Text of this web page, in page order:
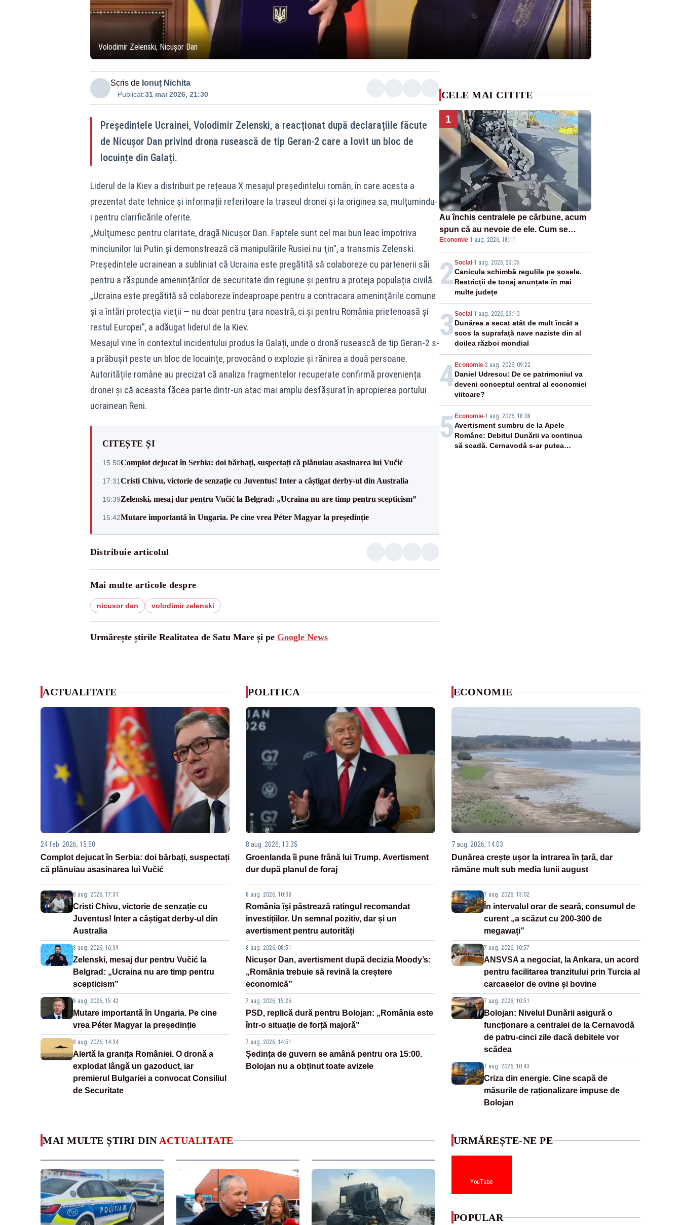
Volodimir Zelenski, Nicușor Dan
Scris de Ionuț Nichita
Publicat:31 mai 2026, 21:30
Președintele Ucrainei, Volodimir Zelenski, a reacționat după declarațiile făcute
de Nicușor Dan privind drona rusească de tip Geran-2 care a lovit un bloc de
locuințe din Galați.
Liderul de la Kiev a distribuit pe rețeaua X mesajul președintelui român, în care acesta a
prezentat date tehnice și informații referitoare la traseul dronei și la originea sa, mulțumindu-
i pentru clarificările oferite.
„Mulţumesc pentru claritate, dragă Nicuşor Dan. Faptele sunt cel mai bun leac împotriva
minciunilor lui Putin şi demonstrează că manipulările Rusiei nu ţin”, a transmis Zelenski.
Președintele ucrainean a subliniat că Ucraina este pregătită să colaboreze cu partenerii săi
pentru a răspunde amenințărilor de securitate din regiune și pentru a proteja populația civilă.
„Ucraina este pregătită să colaboreze îndeaproape pentru a contracara ameninţările comune
şi a întări protecţia vieţii — nu doar pentru ţara noastră, ci şi pentru România prietenoasă şi
restul Europei”, a adăugat liderul de la Kiev.
Mesajul vine în contextul incidentului produs la Galați, unde o dronă rusească de tip Geran-2 s-
a prăbușit peste un bloc de locuințe, provocând o explozie și rănirea a două persoane.
Autoritățile române au precizat că analiza fragmentelor recuperate confirmă proveniența
dronei și că aceasta făcea parte dintr-un atac mai amplu desfășurat în apropierea portului
ucrainean Reni.
CITEȘTE ȘI
15:50Complot dejucat în Serbia: doi bărbați, suspectați că plănuiau asasinarea lui Vučić
17:31Cristi Chivu, victorie de senzație cu Juventus! Inter a câștigat derby-ul din Australia
16:39Zelenski, mesaj dur pentru Vučić la Belgrad: „Ucraina nu are timp pentru scepticism”
15:42Mutare importantă în Ungaria. Pe cine vrea Péter Magyar la președinție
Distribuie articolul
Mai multe articole despre
nicusor dan volodimir zelenski
Urmărește știrile Realitatea de Satu Mare și pe Google News
CELE MAI CITITE
1
Au închis centralele pe cărbune, acum
spun că au nevoie de ele. Cum se
pasează vina în plină criză energetică
Economie·1 aug. 2026, 18:11
2Social -1 aug. 2026, 23:06
Canicula schimbă regulile pe șosele.
Restricții de tonaj anunțate în mai
multe județe
3 Social -1 aug. 2026, 23:10
Dunărea a secat atât de mult încât a
scos la suprafață nave naziste din al
doilea război mondial
4 Economie-2 aug. 2026, 09:22
Daniel Udrescu: De ce patrimoniul va
deveni conceptul central al economiei
viitoare?
5 Economie-1 aug. 2026, 18:08
Avertisment sumbru de la Apele
Române: Debitul Dunării va continua
să scadă. Cernavodă s-ar putea
ACTUALITATE
24 feb. 2026, 15:50
Complot dejucat în Serbia: doi bărbați, suspectați
că plănuiau asasinarea lui Vučić
8 aug. 2026, 17:31
Cristi Chivu, victorie de senzație cu
Juventus! Inter a câștigat derby-ul din
Australia
8 aug. 2026, 16:39
Zelenski, mesaj dur pentru Vučić la
Belgrad: „Ucraina nu are timp pentru
scepticism”
8 aug. 2026, 15:42
Mutare importantă în Ungaria. Pe cine
vrea Péter Magyar la președinție
8 aug. 2026, 14:34
Alertă la granița României. O dronă a
explodat lângă un gazoduct, iar
premierul Bulgariei a convocat Consiliul
de Securitate
POLITICA
8 aug. 2026, 13:35
Groenlanda îi pune frână lui Trump. Avertisment
dur după planul de foraj
8 aug. 2026, 10:38
România își păstrează ratingul recomandat
investițiilor. Un semnal pozitiv, dar și un
avertisment pentru autorități
8 aug. 2026, 08:51
Nicușor Dan, avertisment după decizia Moody’s:
„România trebuie să revină la creștere
economică”
7 aug. 2026, 15:26
PSD, replică dură pentru Bolojan: „România este
într-o situație de forță majoră”
7 aug. 2026, 14:51
Ședința de guvern se amână pentru ora 15:00.
Bolojan nu a obținut toate avizele
ECONOMIE
7 aug. 2026, 14:03
Dunărea crește ușor la intrarea în țară, dar
rămâne mult sub media lunii august
7 aug. 2026, 13:02
În intervalul orar de seară, consumul de
curent „a scăzut cu 200-300 de
megawați”
7 aug. 2026, 10:57
ANSVSA a negociat, la Ankara, un acord
pentru facilitarea tranzitului prin Turcia al
carcaselor de ovine și bovine
7 aug. 2026, 10:51
Bolojan: Nivelul Dunării asigură o
funcționare a centralei de la Cernavodă
de patru-cinci zile dacă debitele vor
scădea
7 aug. 2026, 10:43
Criza din energie. Cine scapă de
măsurile de raționalizare impuse de
Bolojan
MAI MULTE ȘTIRI DIN ACTUALITATE URMĂREȘTE-NE PE
YouTube
POPULAR